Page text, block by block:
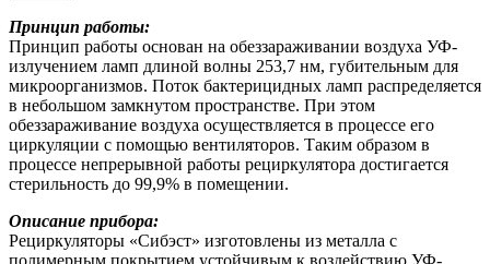
Принцип работы:
Принцип работы основан на обеззараживании воздуха УФ-
излучением ламп длиной волны 253,7 нм, губительным для
микроорганизмов. Поток бактерицидных ламп распределяется
в небольшом замкнутом пространстве. При этом
обеззараживание воздуха осуществляется в процессе его
циркуляции с помощью вентиляторов. Таким образом в
процессе непрерывной работы рециркулятора достигается
стерильность до 99,9% в помещении.
Описание прибора:
Рециркуляторы «Сибэст» изготовлены из металла с
полимерным покрытием устойчивым к воздействию УФ-